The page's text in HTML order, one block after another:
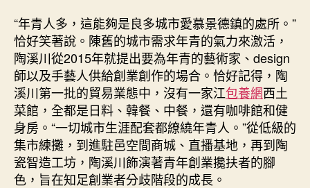
“年青人多，這能夠是良多城市愛慕景德鎮的處所。”
恰好笑著說。陳舊的城市需求年青的氣力來激活，
陶溪川從2015年就提出要為年青的藝術家、design
師以及手藝人供給創業創作的場合。恰好記得，陶
溪川第一批的貿易業態中，沒有一家江包養網西土
菜館，全都是日料、韓餐、中餐，還有咖啡館和健
身房。“一切城市生涯配套都繚繞年青人。”從低級的
集市練攤，到進駐邑空間商城、直播基地，再到陶
瓷智造工坊，陶溪川飾演著青年創業攙扶者的腳
色，旨在知足創業者分歧階段的成長。